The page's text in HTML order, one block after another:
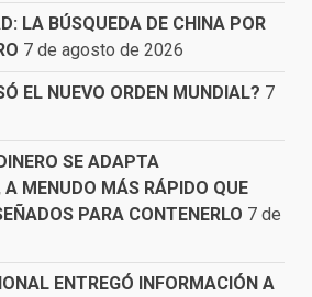
LA BÚSQUEDA DE CHINA POR
7 de agosto de 2026
EL NUEVO ORDEN MUNDIAL? 7
SE ADAPTA
MENUDO MÁS RÁPIDO QUE
PARA CONTENERLO 7 de
ENTREGÓ INFORMACIÓN A